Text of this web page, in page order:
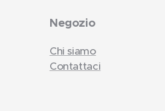
Negozio
Chi siamo
Contattaci